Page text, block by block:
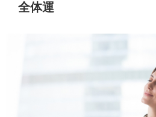
全体運